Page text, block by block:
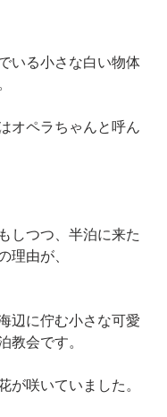
いる小さな白い物体
オペラちゃんと呼ん
しつつ、半泊に来た
理由が、
辺に佇む小さな可愛
教会です。
が咲いていました。